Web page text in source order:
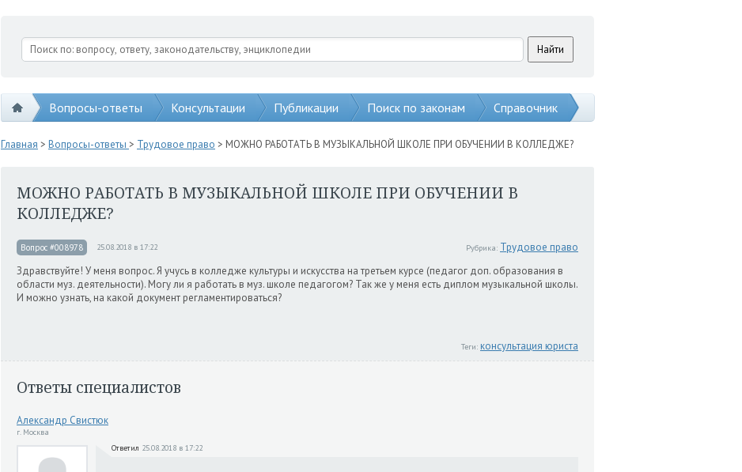
Вопросы-ответы Консультации Публикации Поиск по законам Справочник
Главная > Вопросы-ответы > Трудовое право > МОЖНО РАБОТАТЬ В МУЗЫКАЛЬНОЙ ШКОЛЕ ПРИ ОБУЧЕНИИ В КОЛЛЕДЖЕ?
МОЖНО РАБОТАТЬ В МУЗЫКАЛЬНОЙ ШКОЛЕ ПРИ ОБУЧЕНИИ В
КОЛЛЕДЖЕ?
Вопрос #008978 25.08.2018 в 17:22 Рубрика: Трудовое право
Здравствуйте! У меня вопрос. Я учусь в колледже культуры и искусства на третьем курсе (педагог доп. образования в
области муз. деятельности). Могу ли я работать в муз. школе педагогом? Так же у меня есть диплом музыкальной школы.
И можно узнать, на какой документ регламентироваться?
Теги: консультация юриста
Ответы специалистов
Александр Свистюк
г. Москва
Ответил 25.08.2018 в 17:22